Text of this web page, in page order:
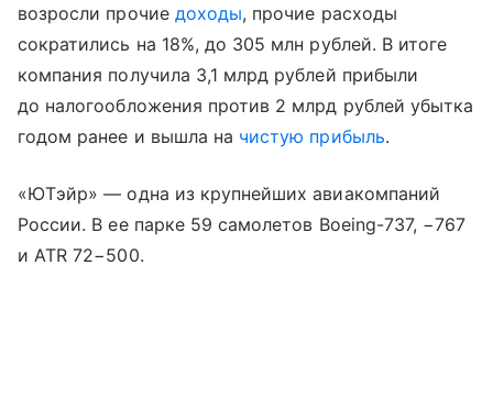
возросли прочие доходы, прочие расходы
сократились на 18%, до 305 млн рублей. В итоге
компания получила 3,1 млрд рублей прибыли
до налогообложения против 2 млрд рублей убытка
годом ранее и вышла на чистую прибыль.
«ЮТэйр» — одна из крупнейших авиакомпаний
России. В ее парке 59 самолетов Boeing-737, −767
и ATR 72−500.